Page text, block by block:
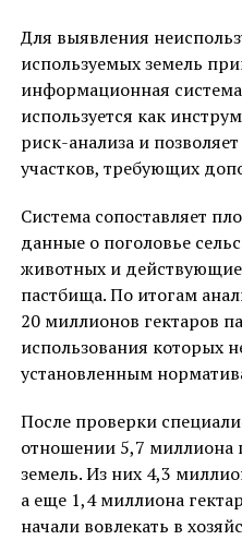
Для выявления
используемых земель
информационная
используется как
риск-анализа и
участков, требующих
Система сопоставляет
данные о поголовье
животных и
пастбища. По итогам
20 миллионов гектаров
использования которых
установленным
После проверки
отношении 5,7 миллиона
земель. Из них 4,3
а еще 1,4 миллиона
начали вовлекать в